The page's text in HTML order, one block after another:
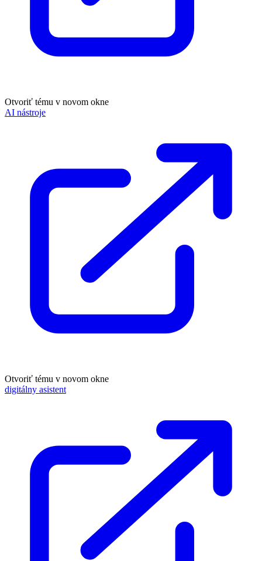
Otvoriť tému v novom okne
AI nástroje
Otvoriť tému v novom okne
digitálny asistent